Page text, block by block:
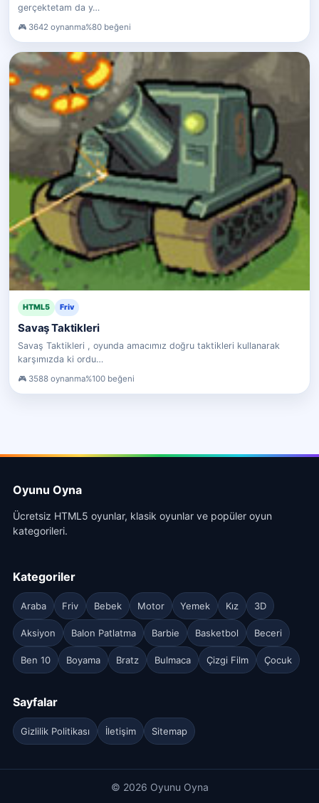
gerçektetam da y…
3642 oynanma%80 beğeni
HTML5 Friv
Savaş Taktikleri
Savaş Taktikleri , oyunda amacımız doğru taktikleri kullanarak
karşımızda ki ordu…
3588 oynanma%100 beğeni
Oyunu Oyna
Ücretsiz HTML5 oyunlar, klasik oyunlar ve popüler oyun
kategorileri.
Kategoriler
Araba Friv Bebek Motor Yemek Kız 3D
Aksiyon Balon Patlatma Barbie Basketbol Beceri
Ben 10 Boyama Bratz Bulmaca Çizgi Film Çocuk
Sayfalar
Gizlilik Politikası İletişim Sitemap
© 2026 Oyunu Oyna